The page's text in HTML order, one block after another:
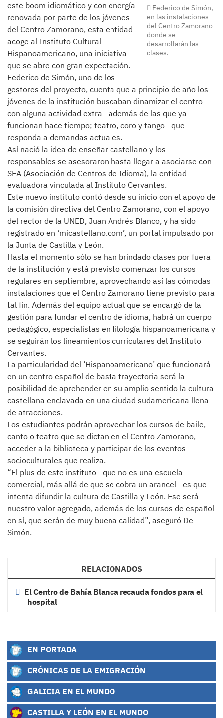
Federico de Simón,
en las instalaciones
del Centro Zamorano
donde se
desarrollarán las
clases.
este boom idiomático y con energía
renovada por parte de los jóvenes
del Centro Zamorano, esta entidad
acoge al Instituto Cultural
Hispanoamericano, una iniciativa
que se abre con gran expectación.
Federico de Simón, uno de los
gestores del proyecto, cuenta que a principio de año los
jóvenes de la institución buscaban dinamizar el centro
con alguna actividad extra –además de las que ya
funcionan hace tiempo; teatro, coro y tango– que
responda a demandas actuales.
Así nació la idea de enseñar castellano y los
responsables se asesoraron hasta llegar a asociarse con
SEA (Asociación de Centros de Idioma), la entidad
evaluadora vinculada al Instituto Cervantes.
Este nuevo instituto contó desde su inicio con el apoyo de
la comisión directiva del Centro Zamorano, con el apoyo
del rector de la UNED, Juan Andrés Blanco, y ha sido
registrado en ‘micastellano.com’, un portal impulsado por
la Junta de Castilla y León.
Hasta el momento sólo se han brindado clases por fuera
de la institución y está previsto comenzar los cursos
regulares en septiembre, aprovechando así las cómodas
instalaciones que el Centro Zamorano tiene previsto para
tal fin. Además del equipo actual que se encargó de la
gestión para fundar el centro de idioma, habrá un cuerpo
pedagógico, especialistas en filología hispanoamericana y
se seguirán los lineamientos curriculares del Instituto
Cervantes.
La particularidad del ‘Hispanoamericano’ que funcionará
en un centro español de basta trayectoria será la
posibilidad de aprehender en su amplio sentido la cultura
castellana enclavada en una ciudad sudamericana llena
de atracciones.
Los estudiantes podrán aprovechar los cursos de baile,
canto o teatro que se dictan en el Centro Zamorano,
acceder a la biblioteca y participar de los eventos
socioculturales que realiza.
“El plus de este instituto –que no es una escuela
comercial, más allá de que se cobra un arancel– es que
intenta difundir la cultura de Castilla y León. Ese será
nuestro valor agregado, además de los cursos de español
en sí, que serán de muy buena calidad”, aseguró De
Simón.
RELACIONADOS
El Centro de Bahía Blanca recauda fondos para el
hospital
EN PORTADA
CRÓNICAS DE LA EMIGRACIÓN
GALICIA EN EL MUNDO
CASTILLA Y LEÓN EN EL MUNDO